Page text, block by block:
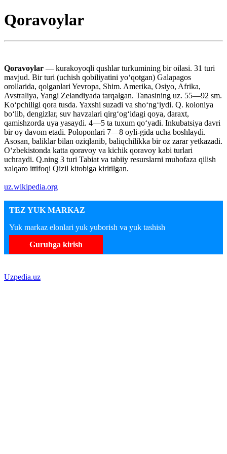
Qoravoylar
Qoravoylar — kurakoyoqli qushlar turkumining bir oilasi. 31 turi
mavjud. Bir turi (uchish qobiliyatini yoʻqotgan) Galapagos
orollarida, qolganlari Yevropa, Shim. Amerika, Osiyo, Afrika,
Avstraliya, Yangi Zelandiyada tarqalgan. Tanasining uz. 55—92 sm.
Koʻpchiligi qora tusda. Yaxshi suzadi va shoʻngʻiydi. Q. koloniya
boʻlib, dengizlar, suv havzalari qirgʻogʻidagi qoya, daraxt,
qamishzorda uya yasaydi. 4—5 ta tuxum qoʻyadi. Inkubatsiya davri
bir oy davom etadi. Poloponlari 7—8 oyli-gida ucha boshlaydi.
Asosan, baliklar bilan oziqlanib, baliqchilikka bir oz zarar yetkazadi.
Oʻzbekistonda katta qoravoy va kichik qoravoy kabi turlari
uchraydi. Q.ning 3 turi Tabiat va tabiiy resurslarni muhofaza qilish
xalqaro ittifoqi Qizil kitobiga kiritilgan.
uz.wikipedia.org
TEZ YUK MARKAZ
Yuk markaz elonlari yuk yuborish va yuk tashish
Guruhga kirish
Uzpedia.uz